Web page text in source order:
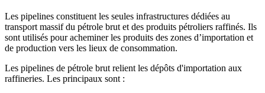
Les pipelines constituent les seules infrastructures dédiées au
transport massif du pétrole brut et des produits pétroliers raffinés. Ils
sont utilisés pour acheminer les produits des zones d’importation et
de production vers les lieux de consommation.
Les pipelines de pétrole brut relient les dépôts d'importation aux
raffineries. Les principaux sont :